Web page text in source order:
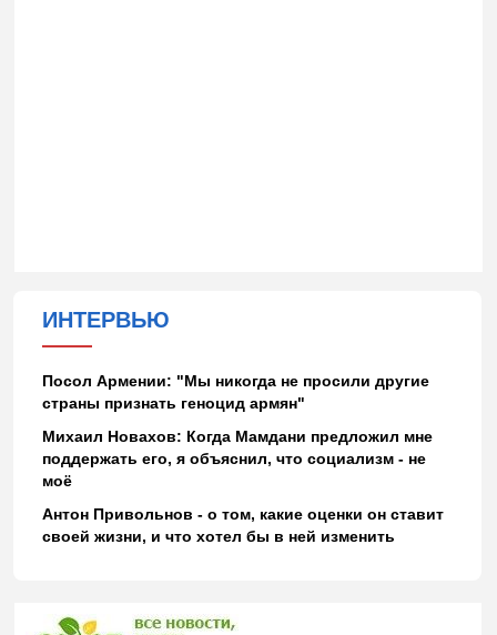
ИНТЕРВЬЮ
Посол Армении: "Мы никогда не просили другие
страны признать геноцид армян"
Михаил Новахов: Когда Мамдани предложил мне
поддержать его, я объяснил, что социализм - не
моё
Антон Привольнов - о том, какие оценки он ставит
своей жизни, и что хотел бы в ней изменить